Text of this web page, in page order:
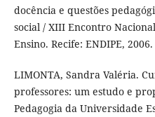
docência e questões
social / XIII Encontro
Ensino. Recife: ENDIPE,
LIMONTA, Sandra Valéria.
professores: um estudo e
Pedagogia da Universidade